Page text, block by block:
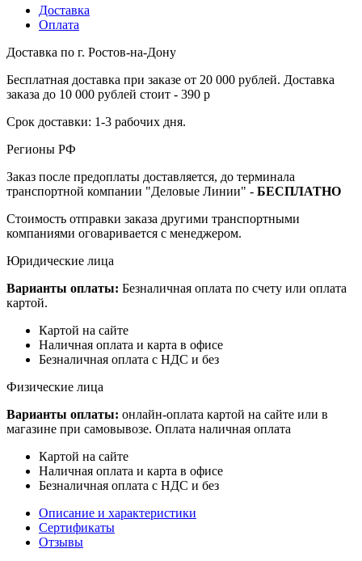
Доставка
Оплата
Доставка по г. Ростов-на-Дону
Бесплатная доставка при заказе от 20 000 рублей. Доставка
заказа до 10 000 рублей стоит - 390 р
Срок доставки: 1-3 рабочих дня.
Регионы РФ
Заказ после предоплаты доставляется, до терминала
транспортной компании "Деловые Линии" - БЕСПЛАТНО
Стоимость отправки заказа другими транспортными
компаниями оговаривается с менеджером.
Юридические лица
Варианты оплаты: Безналичная оплата по счету или оплата
картой.
Картой на сайте
Наличная оплата и карта в офисе
Безналичная оплата с НДС и без
Физические лица
Варианты оплаты: онлайн-оплата картой на сайте или в
магазине при самовывозе. Оплата наличная оплата
Картой на сайте
Наличная оплата и карта в офисе
Безналичная оплата с НДС и без
Описание и характеристики
Сертификаты
Отзывы